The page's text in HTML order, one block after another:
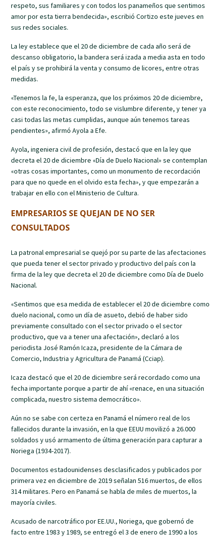
respeto, sus familiares y con todos los panameños que sentimos
amor por esta tierra bendecida», escribió Cortizo este jueves en
sus redes sociales.
La ley establece que el 20 de diciembre de cada año será de
descanso obligatorio, la bandera será izada a media asta en todo
el país y se prohibirá la venta y consumo de licores, entre otras
medidas.
«Tenemos la fe, la esperanza, que los próximos 20 de diciembre,
con este reconocimiento, todo se vislumbre diferente, y tener ya
casi todas las metas cumplidas, aunque aún tenemos tareas
pendientes», afirmó Ayola a Efe.
Ayola, ingeniera civil de profesión, destacó que en la ley que
decreta el 20 de diciembre «Día de Duelo Nacional» se contemplan
«otras cosas importantes, como un monumento de recordación
para que no quede en el olvido esta fecha», y que empezarán a
trabajar en ello con el Ministerio de Cultura.
EMPRESARIOS SE QUEJAN DE NO SER
CONSULTADOS
La patronal empresarial se quejó por su parte de las afectaciones
que pueda tener el sector privado y productivo del país con la
firma de la ley que decreta el 20 de diciembre como Día de Duelo
Nacional.
«Sentimos que esa medida de establecer el 20 de diciembre como
duelo nacional, como un día de asueto, debió de haber sido
previamente consultado con el sector privado o el sector
productivo, que va a tener una afectación», declaró a los
periodista José Ramón Icaza, presidente de la Cámara de
Comercio, Industria y Agricultura de Panamá (Cciap).
Icaza destacó que el 20 de diciembre será recordado como una
fecha importante porque a partir de ahí «renace, en una situación
complicada, nuestro sistema democrático».
Aún no se sabe con certeza en Panamá el número real de los
fallecidos durante la invasión, en la que EEUU movilizó a 26.000
soldados y usó armamento de última generación para capturar a
Noriega (1934-2017).
Documentos estadounidenses desclasificados y publicados por
primera vez en diciembre de 2019 señalan 516 muertos, de ellos
314 militares. Pero en Panamá se habla de miles de muertos, la
mayoría civiles.
Acusado de narcotráfico por EE.UU., Noriega, que gobernó de
facto entre 1983 y 1989, se entregó el 3 de enero de 1990 a los